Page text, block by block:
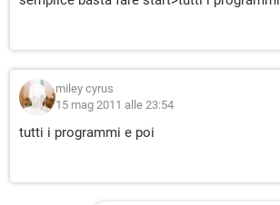
miley cyrus
15 mag 2011 alle 23:54
tutti i programmi e poi